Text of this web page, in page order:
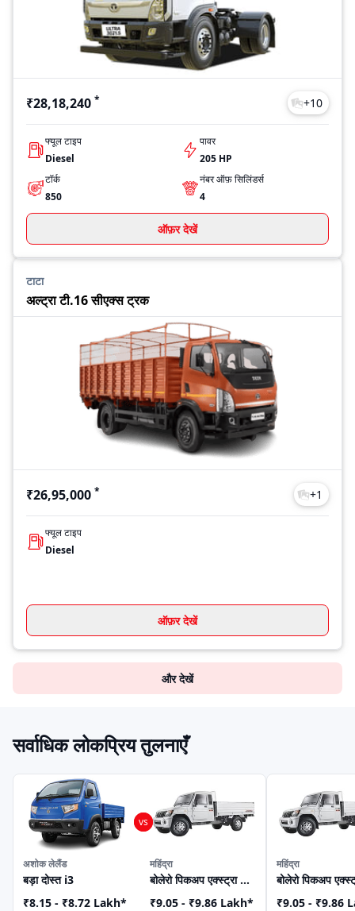
₹28,18,240 * +10
फ्यूल टाइप
Diesel
पावर
205 HP
टॉर्क
850
नंबर ऑफ़ सिलिंडर्स
4
ऑफ़र देखें
टाटा
अल्ट्रा टी.16 सीएक्स ट्रक
₹26,95,000 * +1
फ्यूल टाइप
Diesel
ऑफ़र देखें
और देखें
सर्वाधिक लोकप्रिय तुलनाएँ
अशोक लेलैंड
बड़ा दोस्त i3
₹8.15 - ₹8.72 Lakh*
महिंद्रा
बोलेरो पिकअप एक्स्ट्रा लॉन्ग
₹9.05 - ₹9.86 Lakh*
महिंद्रा
₹9.05 - ₹9.86